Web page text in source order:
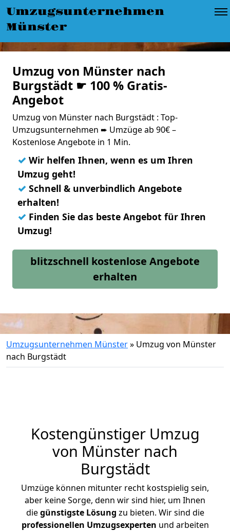
Umzugsunternehmen
Münster
Umzug von Münster nach
Burgstädt ☛ 100 % Gratis-
Angebot
Umzug von Münster nach Burgstädt : Top-
Umzugsunternehmen ➨ Umzüge ab 90€ –
Kostenlose Angebote in 1 Min.
✓ Wir helfen Ihnen, wenn es um Ihren
Umzug geht!
✓ Schnell & unverbindlich Angebote
erhalten!
✓ Finden Sie das beste Angebot für Ihren
Umzug!
blitzschnell kostenlose Angebote
erhalten
Umzugsunternehmen Münster» Umzug von Münster
nach Burgstädt
Kostengünstiger Umzug
von Münster nach
Burgstädt
Umzüge können mitunter recht kostspielig sein,
aber keine Sorge, denn wir sind hier, um Ihnen
diegünstigste Lösung zu bieten. Wir sind die
professionellen Umzugsexperten und arbeiten